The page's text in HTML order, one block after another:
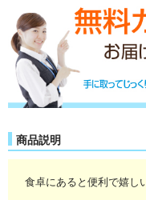
商品説明
食卓にあると便利で嬉し